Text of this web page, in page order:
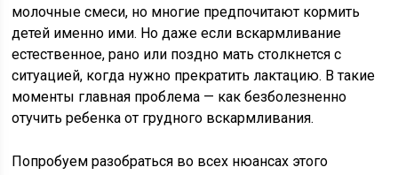
молочные смеси, но многие предпочитают кормить
детей именно ими. Но даже если вскармливание
естественное, рано или поздно мать столкнется с
ситуацией, когда нужно прекратить лактацию. В такие
моменты главная проблема — как безболезненно
отучить ребенка от грудного вскармливания.
Попробуем разобраться во всех нюансах этого